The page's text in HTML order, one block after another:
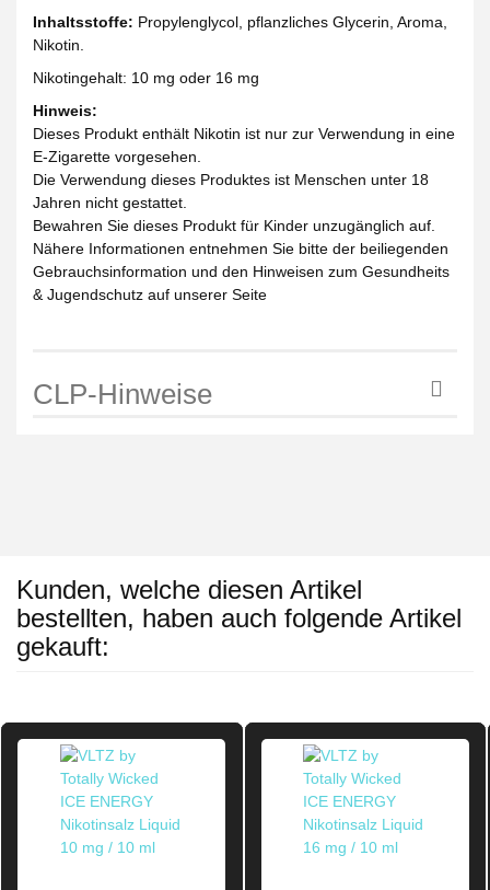
Inhaltsstoffe: Propylenglycol, pflanzliches Glycerin, Aroma,
Nikotin.
Nikotingehalt: 10 mg oder 16 mg
Hinweis:
Dieses Produkt enthält Nikotin ist nur zur Verwendung in eine
E-Zigarette vorgesehen.
Die Verwendung dieses Produktes ist Menschen unter 18
Jahren nicht gestattet.
Bewahren Sie dieses Produkt für Kinder unzugänglich auf.
Nähere Informationen entnehmen Sie bitte der beiliegenden
Gebrauchsinformation und den Hinweisen zum Gesundheits
& Jugendschutz auf unserer Seite
CLP-Hinweise
Kunden, welche diesen Artikel
bestellten, haben auch folgende Artikel
gekauft: